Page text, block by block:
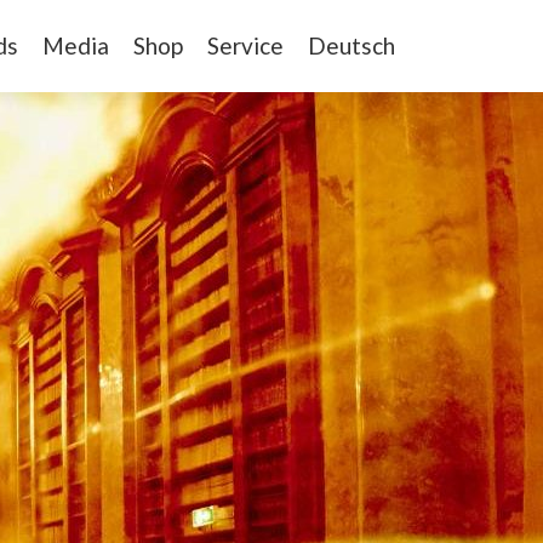
Media Shop Service Deutsch